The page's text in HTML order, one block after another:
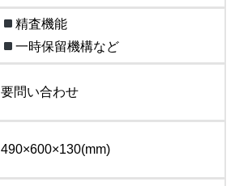
精査機能
一時保留機構など
要問い合わせ
490×600×130(mm)